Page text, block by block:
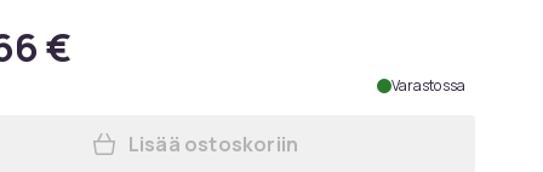
€
Varastossa
Lisää Synology 2-paikkainen
Lisää ostoskoriin